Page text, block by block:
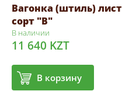
Вагонка (штиль)
сорт "В"
В наличии
11 640 KZT
В корзину